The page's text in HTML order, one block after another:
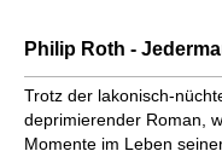
Philip Roth -
Trotz der lakonisch-
deprimierender Roman,
Momente im Leben